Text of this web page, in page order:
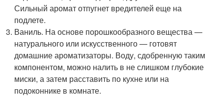
Сильный аромат отпугнет вредителей еще на
подлете.
Ваниль. На основе порошкообразного вещества —
натурального или искусственного — готовят
домашние ароматизаторы. Воду, сдобренную таким
компонентом, можно налить в не слишком глубокие
миски, а затем расставить по кухне или на
подоконнике в комнате.